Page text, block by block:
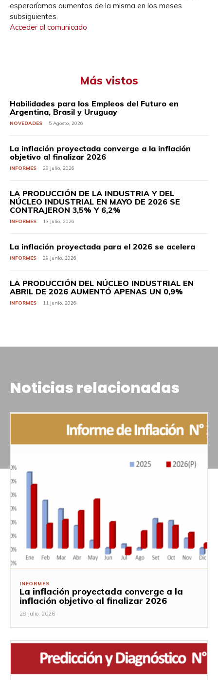
esperaríamos aumentos de la misma en los meses
subsiguientes.
Acceder al comunicado
Más vistos
Habilidades para los Empleos del Futuro en
Argentina, Brasil y Uruguay
NOVEDADES 5 Agosto, 2026
La inflación proyectada converge a la inflación
objetivo al finalizar 2026
INFORMES 28 Julio, 2026
LA PRODUCCIÓN DE LA INDUSTRIA Y DEL
NÚCLEO INDUSTRIAL EN MAYO DE 2026 SE
CONTRAJERON 3,5% Y 6,2%
INFORMES 13 Julio, 2026
La inflación proyectada para el 2026 se acelera
INFORMES 29 Junio, 2026
LA PRODUCCIÓN DEL NÚCLEO INDUSTRIAL EN
ABRIL DE 2026 AUMENTÓ APENAS UN 0,9%
INFORMES 11 Junio, 2026
Noticias relacionadas
INFORMES
La inflación proyectada converge a la
inflación objetivo al finalizar 2026
28 Julio, 2026